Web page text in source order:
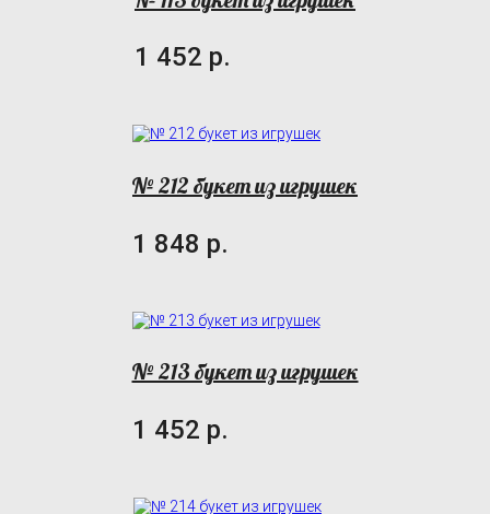
1 452 р.
№ 212 букет из игрушек
1 848 р.
№ 213 букет из игрушек
1 452 р.